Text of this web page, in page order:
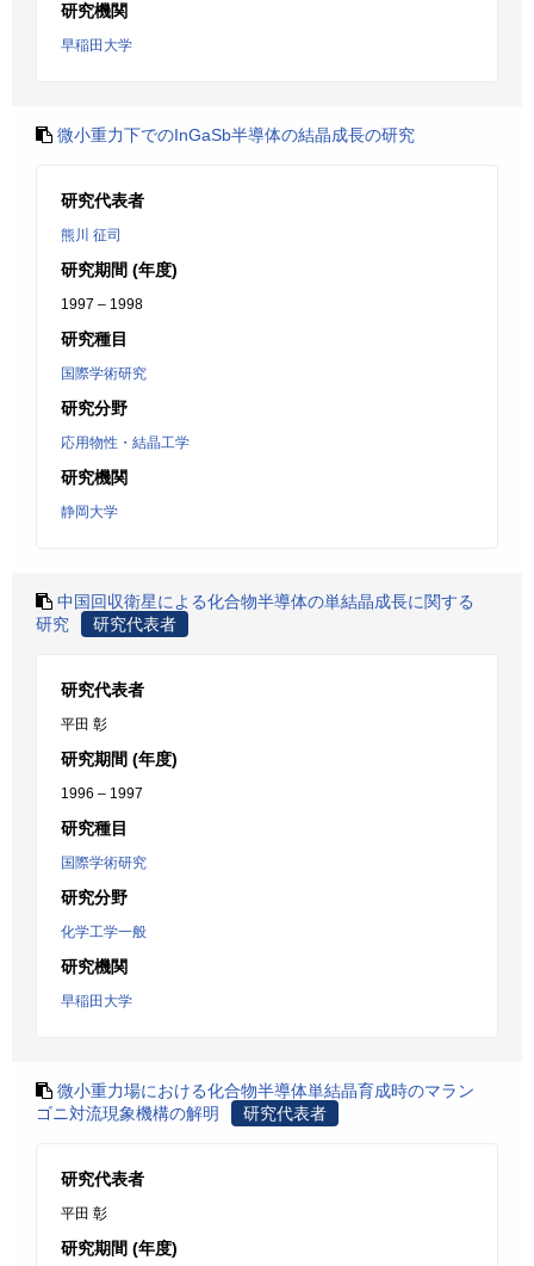
研究機関
早稲田大学
微小重力下でのInGaSb半導体の結晶成長の研究
研究代表者
熊川 征司
研究期間 (年度)
1997 – 1998
研究種目
国際学術研究
研究分野
応用物性・結晶工学
研究機関
静岡大学
中国回収衛星による化合物半導体の単結晶成長に関する
研究
研究代表者
研究代表者
平田 彰
研究期間 (年度)
1996 – 1997
研究種目
国際学術研究
研究分野
化学工学一般
研究機関
早稲田大学
微小重力場における化合物半導体単結晶育成時のマラン
ゴニ対流現象機構の解明
研究代表者
研究代表者
平田 彰
研究期間 (年度)